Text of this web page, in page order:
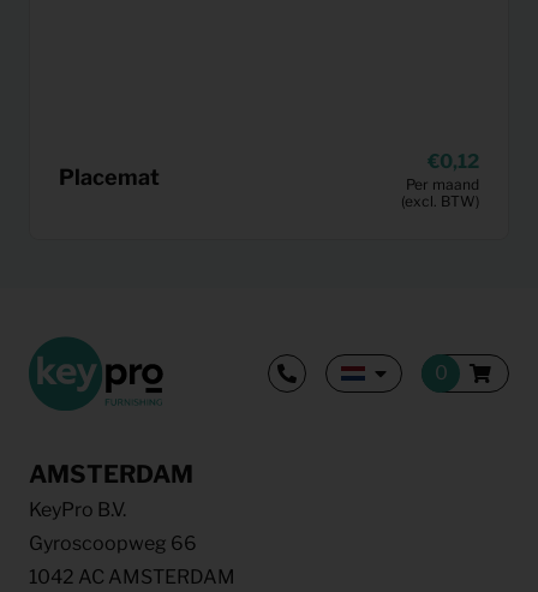
Placemat
0,12
Per maand
(excl. BTW)
AMSTERDAM
KeyPro B.V.
Gyroscoopweg 66
1042 AC AMSTERDAM